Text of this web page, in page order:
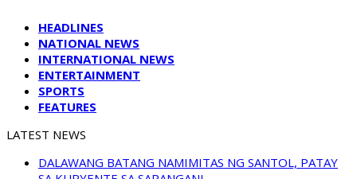
HEADLINES
NATIONAL NEWS
INTERNATIONAL NEWS
ENTERTAINMENT
SPORTS
FEATURES
LATEST NEWS
DALAWANG BATANG NAMIMITAS NG SANTOL, PATAY